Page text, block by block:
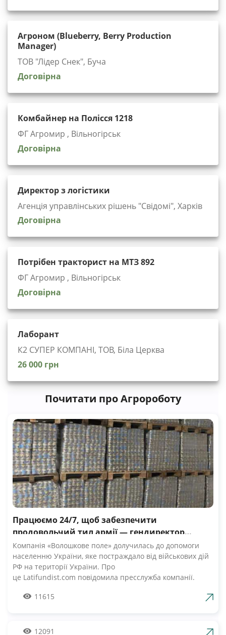
Агроном (Blueberry, Berry Production
Manager)
ТОВ "Лідер Снек", Буча
Договірна
Комбайнер на Полісся 1218
ФГ Агромир , Вільногірськ
Договірна
Директор з логістики
Агенція управлінських рішень "Cвідомі", Харків
Договірна
Потрібен тракторист на МТЗ 892
ФГ Агромир , Вільногірськ
Договірна
Лаборант
К2 СУПЕР КОМПАНІ, ТОВ, Біла Церква
26 000 грн
Почитати про Агророботу
Працюємо 24/7, щоб забезпечити
продовольчий тил армії — гендиректор
компанії Волошкове поле
Компанія «Волошкове поле» долучилась до допомоги
населенню України, яке постраждало від військових дій
РФ на території України. Про
це Latifundist.com повідомила пресслужба компанії.
Вже шосту добу наші Збройні Сили героїчно стримують
армії», — зазначив Андрій Табалов, генеральний
11615
12091